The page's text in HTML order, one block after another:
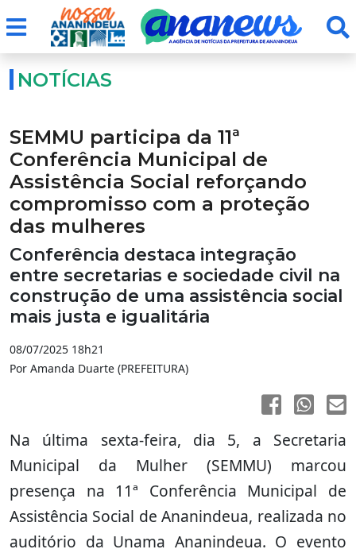
NOTÍCIAS
SEMMU participa da 11ª
Conferência Municipal de
Assistência Social reforçando
compromisso com a proteção
das mulheres
Conferência destaca integração
entre secretarias e sociedade civil na
construção de uma assistência social
mais justa e igualitária
08/07/2025 18h21
Por Amanda Duarte (PREFEITURA)
Na última sexta-feira, dia 5, a Secretaria
Municipal da Mulher (SEMMU) marcou
presença na 11ª Conferência Municipal de
Assistência Social de Ananindeua, realizada no
auditório da Unama Ananindeua. O evento